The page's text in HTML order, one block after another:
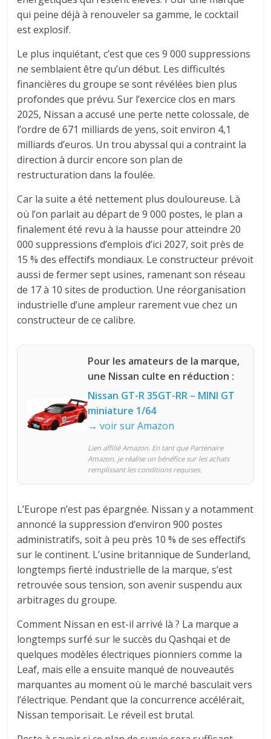
qui peine déjà à renouveler sa gamme, le cocktail
est explosif.
Le plus inquiétant, c’est que ces 9 000 suppressions
ne semblaient être qu’un début. Les difficultés
financières du groupe se sont révélées bien plus
profondes que prévu. Sur l’exercice clos en mars
2025, Nissan a accusé une perte nette colossale, de
l’ordre de 671 milliards de yens, soit environ 4,1
milliards d’euros. Un trou abyssal qui a contraint la
direction à durcir encore son plan de
restructuration dans la foulée.
Car la suite a été nettement plus douloureuse. Là
où l’on parlait au départ de 9 000 postes, le plan a
finalement été revu à la hausse pour atteindre 20
000 suppressions d’emplois d’ici 2027, soit près de
15 % des effectifs mondiaux. Le constructeur prévoit
aussi de fermer sept usines, ramenant son réseau
de 17 à 10 sites de production. Une réorganisation
industrielle d’une ampleur rarement vue chez un
constructeur de ce calibre.
Pour les amateurs de la marque,
une Nissan culte en réduction :
Nissan GT-R 35GT-RR – MINI GT
miniature 1/64
→ voir sur Amazon
Lien affilié Amazon. En tant que Partenaire
Amazon, je réalise un bénéfice sur les achats
remplissant les conditions requises.
L’Europe n’est pas épargnée. Nissan y a notamment
annoncé la suppression d’environ 900 postes
administratifs, soit à peu près 10 % de ses effectifs
sur le continent. L’usine britannique de Sunderland,
longtemps fierté industrielle de la marque, s’est
retrouvée sous tension, son avenir suspendu aux
arbitrages du groupe.
Comment Nissan en est-il arrivé là ? La marque a
longtemps surfé sur le succès du Qashqai et de
quelques modèles électriques pionniers comme la
Leaf, mais elle a ensuite manqué de nouveautés
marquantes au moment où le marché basculait vers
l’électrique. Pendant que la concurrence accélérait,
Nissan temporisait. Le réveil est brutal.